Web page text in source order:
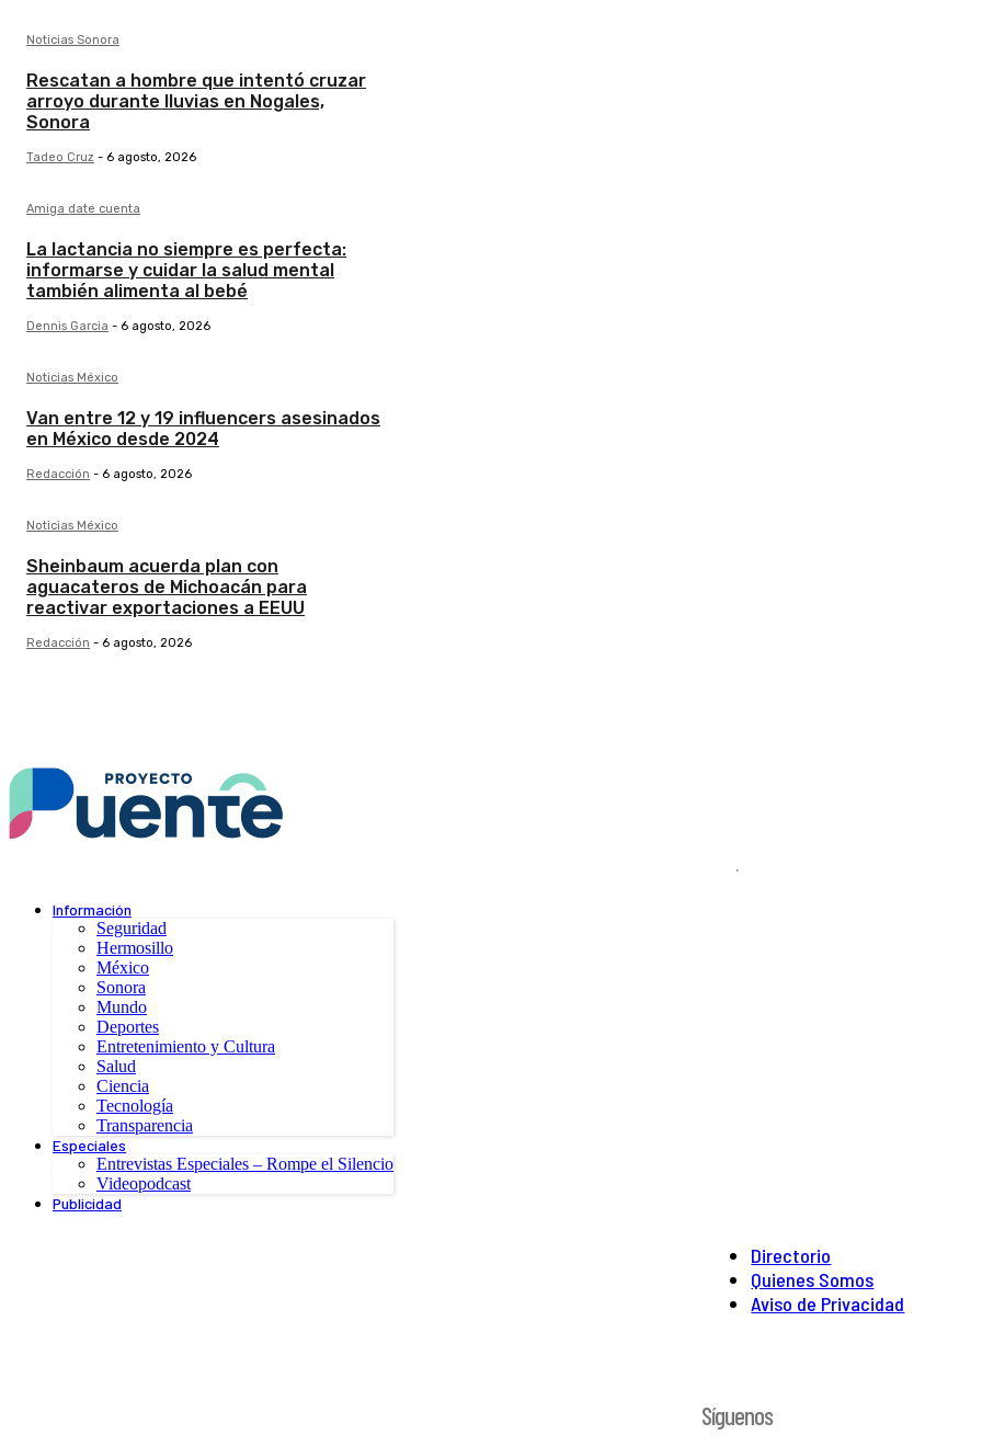
Noticias Sonora
Rescatan a hombre que intentó cruzar
arroyo durante lluvias en Nogales,
Sonora
Tadeo Cruz - 6 agosto, 2026
Amiga date cuenta
La lactancia no siempre es perfecta:
informarse y cuidar la salud mental
también alimenta al bebé
Dennis Garcia - 6 agosto, 2026
Noticias México
Van entre 12 y 19 influencers asesinados
en México desde 2024
Redacción - 6 agosto, 2026
Noticias México
Sheinbaum acuerda plan con
aguacateros de Michoacán para
reactivar exportaciones a EEUU
Redacción - 6 agosto, 2026
.
Información
Seguridad
Hermosillo
México
Sonora
Mundo
Deportes
Entretenimiento y Cultura
Salud
Ciencia
Tecnología
Transparencia
Especiales
Entrevistas Especiales – Rompe el Silencio
Videopodcast
Publicidad
Directorio
Quienes Somos
Aviso de Privacidad
Síguenos